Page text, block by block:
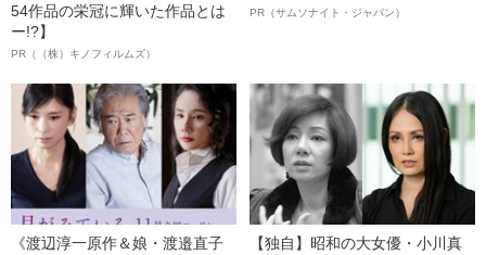
54作品の栄冠に輝いた作品とは
ー!?】
PR（（株）キノフィルムズ）
PR（サムソナイト・ジャパン）
《渡辺淳一原作＆娘・渡邉直子
【独自】昭和の大女優・小川真